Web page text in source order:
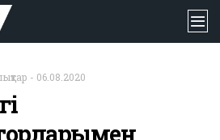
- 06.08.2020